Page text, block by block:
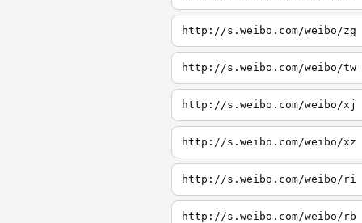
http://s.weibo.com/weibo/zg
http://s.weibo.com/weibo/tw
http://s.weibo.com/weibo/xj
http://s.weibo.com/weibo/xz
http://s.weibo.com/weibo/ri
http://s.weibo.com/weibo/rb